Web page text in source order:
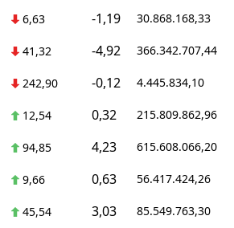
6,63 -1,19 30.868.168,33
41,32 -4,92 366.342.707,44
242,90 -0,12 4.445.834,10
12,54 0,32 215.809.862,96
94,85 4,23 615.608.066,20
9,66 0,63 56.417.424,26
45,54 3,03 85.549.763,30